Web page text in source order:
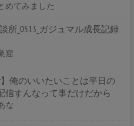
めてみました
所_0513_ガジュマル成長記録
窟
】俺のいいたいことは平日の
信すんなって事だけだから
な